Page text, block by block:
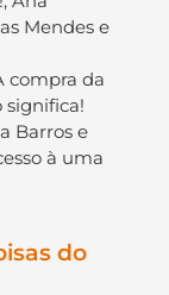
Mendes e
compra da
significa!
Barros e
à uma
do